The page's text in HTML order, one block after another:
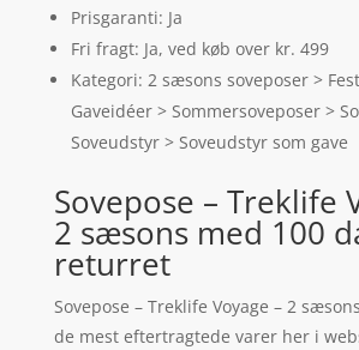
Prisgaranti: Ja
Fri fragt: Ja, ved køb over kr. 499
Kategori: 2 sæsons soveposer >
Gaveidéer > Sommersoveposer >
Soveudstyr > Soveudstyr som gave
Sovepose – Treklife
2 sæsons med 100
returret
Sovepose – Treklife Voyage – 2
de mest eftertragtede varer her i